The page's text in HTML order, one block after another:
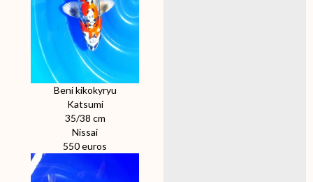
Beni kikokyryu
Katsumi
35/38 cm
Nissai
550 euros